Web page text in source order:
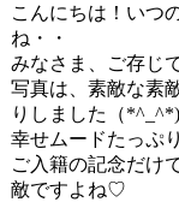
こんにちは！いつ
ね・・
みなさま、ご存じ
写真は、素敵な素
りしました（*^_^*)
幸せムードたっぷ
ご入籍の記念だけ
敵ですよね♡